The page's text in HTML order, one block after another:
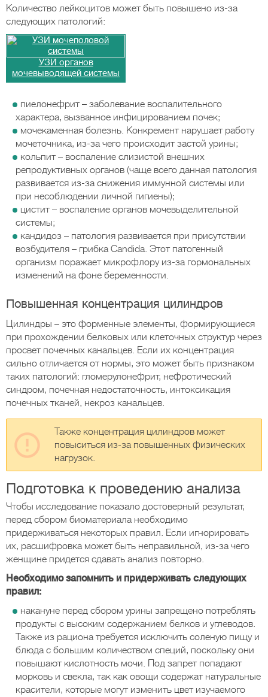
Количество лейкоцитов может быть повышено из-за
следующих патологий:
УЗИ органов
мочевыводящей системы
пиелонефрит – заболевание воспалительного
характера, вызванное инфицированием почек;
мочекаменная болезнь. Конкремент нарушает работу
мочеточника, из-за чего происходит застой урины;
кольпит – воспаление слизистой внешних
репродуктивных органов (чаще всего данная патология
развивается из-за снижения иммунной системы или
при несоблюдении личной гигиены);
цистит – воспаление органов мочевыделительной
системы;
кандидоз – патология развивается при присутствии
возбудителя – грибка Candida. Этот патогенный
организм поражает микрофлору из-за гормональных
изменений на фоне беременности.
Повышенная концентрация цилиндров
Цилиндры – это форменные элементы, формирующиеся
при прохождении белковых или клеточных структур через
просвет почечных канальцев. Если их концентрация
сильно отличается от нормы, это может быть признаком
таких патологий: гломерулонефрит, нефротический
синдром, почечная недостаточность, интоксикация
почечных тканей, некроз канальцев.
Также концентрация цилиндров может
повыситься из-за повышенных физических
нагрузок.
Подготовка к проведению анализа
Чтобы исследование показало достоверный результат,
перед сбором биоматериала необходимо
придерживаться некоторых правил. Если игнорировать
их, расшифровка может быть неправильной, из-за чего
женщине придется сдавать анализ повторно.
Необходимо запомнить и придерживать следующих
правил:
накануне перед сбором урины запрещено потреблять
продукты с высоким содержанием белков и углеводов.
Также из рациона требуется исключить соленую пищу и
блюда с большим количеством специй, поскольку они
повышают кислотность мочи. Под запрет попадают
морковь и свекла, так как овощи содержат натуральные
красители, которые могут изменить цвет изучаемого